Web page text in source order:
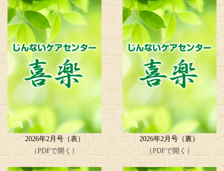
2026年2月号（表）
（PDFで開く）
2026年2月号（裏）
（PDFで開く）